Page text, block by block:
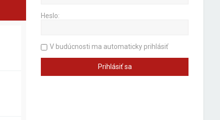
Heslo:
V budúcnosti ma automaticky prihlásiť